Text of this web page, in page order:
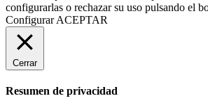
configurarlas o rechazar su uso pulsando el
Configurar ACEPTAR
Cerrar
Resumen de privacidad